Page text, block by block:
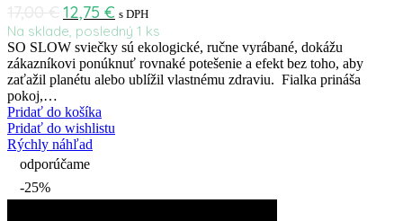
12,75 € s DPH
Na sklade, posledný 1 ks
SO SLOW sviečky sú ekologické, ručne vyrábané, dokážu
zákazníkovi ponúknuť rovnaké potešenie a efekt bez toho, aby
zaťažil planétu alebo ublížil vlastnému zdraviu. Fialka prináša
pokoj,…
Pridať do košíka
Pridať do wishlistu
Rýchly náhľad
odporúčame
-25%